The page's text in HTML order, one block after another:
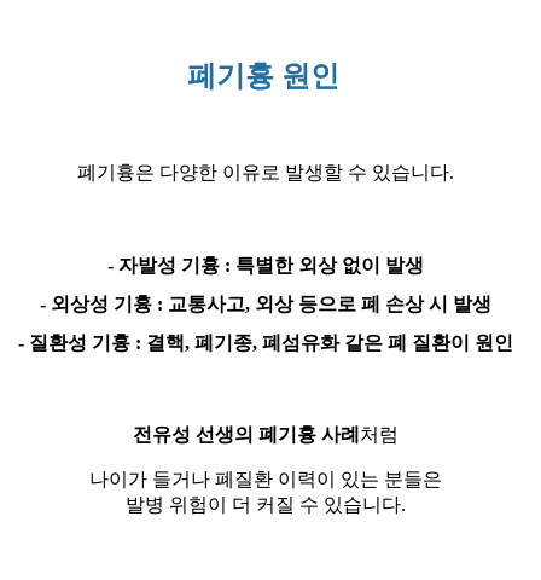
폐기흉 원인
폐기흉은 다양한 이유로 발생할 수 있습니다.
- 자발성 기흉 : 특별한 외상 없이 발생
- 외상성 기흉 : 교통사고, 외상 등으로 폐 손상 시 발생
- 질환성 기흉 : 결핵, 폐기종, 폐섬유화 같은 폐 질환이 원인
전유성 선생의 폐기흉 사례 처럼
나이가 들거나 폐질환 이력이 있는 분들은
발병 위험이 더 커질 수 있습니다.